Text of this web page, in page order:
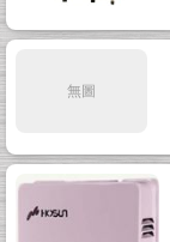
無圖